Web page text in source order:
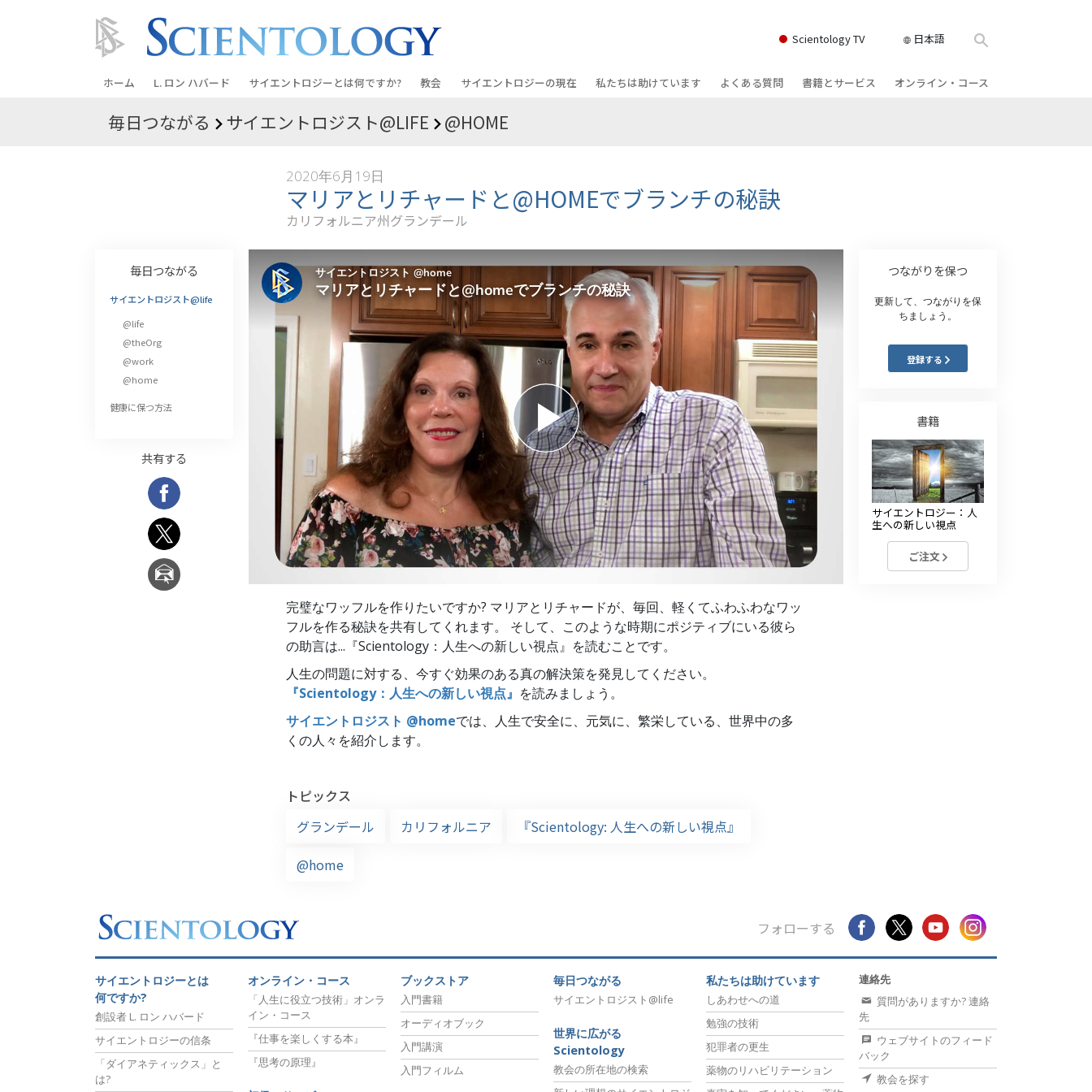
Scientology TV 日本語
ホーム L. ロン ハバード サイエントロジーとは何ですか?
信条と実践
サイエントロジストたちが語るサイエ
ントロジー
サイエントロジストに会いましょう
教会の内部
サイエントロジーの基本原理
ダイアネティックスの紹介
愛と憎しみ ―
偉大さとは何か?
教会
教会を探す
オーガニゼーション
フラッグ･ランド･ベース
フリーウィンズ
サイエントロジーを
世界にもたらす
サイエントロジーの現在
グランド・オープニング
デビッド･ミスキャベッジ氏—
Scientologyの教会指導者
私たちは助けています
クリミノン
真実を知ってください：薬物
ユナイテッド･フォー･ヒューマンライ
ツ
市民の人権擁護の会
サイエントロジー･ボランティア･ミニ
スター
よくある質問
サイエントロジーの組織
書籍とサービス
一般向け講演
初級のサービス
オンライン・コース
病気やけがのためのアシスト
高潔さと正直さ
結婚
感情のトーン・スケール
薬物に対する解決策
職場のためのツール
エシックスとコンディション
抑圧の原因
調査
毎日つながる サイエントロジスト@LIFE @HOME
2020年6月19日
マリアとリチャードと@HOMEでブランチの秘訣
カリフォルニア州グランデール
完璧なワッフルを作りたいですか? マリアとリチャードが、毎回、軽くてふわふわなワッ
フルを作る秘訣を共有してくれます。 そして、このような時期にポジティブにいる彼ら
の助言は...『Scientology：人生への新しい視点』を読むことです。
人生の問題に対する、今すぐ効果のある真の解決策を発見してください。
『Scientology：人生への新しい視点』 を読みましょう。
サイエントロジスト @homeでは、人生で安全に、元気に、繁栄している、世界中の多
くの人々を紹介します。
トピックス
グランデール
カリフォルニア
『Scientology: 人生への新しい視点』
@home
毎日つながる
サイエントロジスト@life
@life
@theOrg
@work
@home
健康に保つ方法
共有する
つながりを保つ
更新して、つながりを保
ちましょう。
登録する
書籍
サイエントロジー：人
生への新しい視点
ご注文
フォローする
サイエントロジーとは
何ですか?
創設者 L. ロン ハバード
サイエントロジーの信条
「ダイアネティックス」と
は?
オンライン・コース
「人生に役立つ技術」オンラ
イン・コース
『仕事を楽しくする本』
『思考の原理』
ブックストア
入門書籍
オーディオブック
入門講演
入門フィルム
毎日つながる
サイエントロジスト@life
世界に広がる
Scientology
教会の所在地の検索
私たちは助けています
しあわせへの道
勉強の技術
犯罪者の更生
薬物のリハビリテーション
連絡先
質問がありますか? 連絡
先
ウェブサイトのフィード
バック
教会を探す